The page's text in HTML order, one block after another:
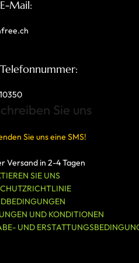
Mail:
Sie uns
Sie uns eine SMS!
Versand in 2-4 Tagen
SIE UNS
UND KONDITIONEN
UND